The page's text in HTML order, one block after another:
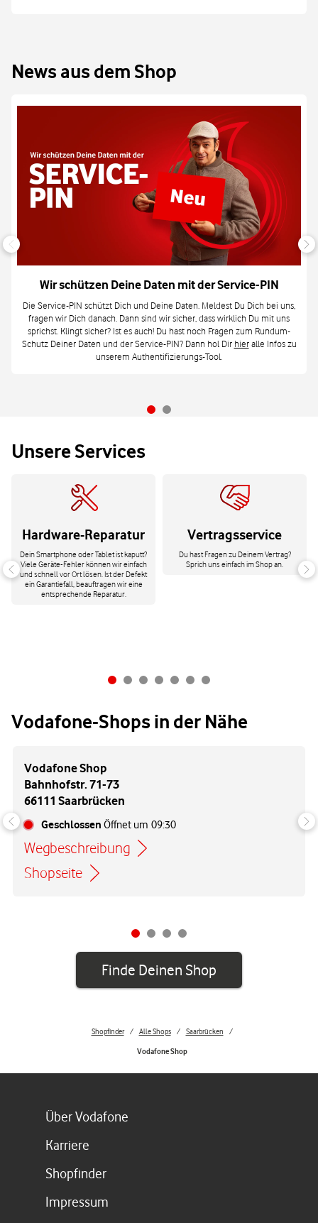
News aus dem Shop
Wir schützen Deine Daten mit der Service-PIN
Die Service-PIN schützt Dich und Deine Daten. Meldest Du Dich bei uns,
fragen wir Dich danach. Dann sind wir sicher, dass wirklich Du mit uns
sprichst. Klingt sicher? Ist es auch! Du hast noch Fragen zum Rundum-
Schutz Deiner Daten und der Service-PIN? Dann hol Dir hieralle Infos zu
unserem Authentifizierungs-Tool.
Unsere Services
Hardware-Reparatur
Dein Smartphone oder Tablet ist kaputt?
Viele Geräte-Fehler können wir einfach
und schnell vor Ort lösen. Ist der Defekt
ein Garantiefall, beauftragen wir eine
entsprechende Reparatur.
Vertragsservice
Du hast Fragen zu Deinem Vertrag?
Sprich uns einfach im Shop an.
Vodafone-Shops in der Nähe
Vodafone Shop
Bahnhofstr. 71-73
66111 Saarbrücken
Geschlossen Öffnet um 09:30
Wegbeschreibung
Link öffnet in einem neuen Tab
Shopseite
Finde Deinen Shop
Shopfinder Alle Shops Saarbrücken
Vodafone Shop
Über Vodafone
Karriere
ShopfinderLink öffnet in einem neuen Tab
Impressum